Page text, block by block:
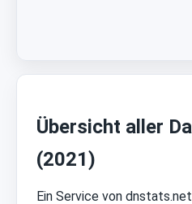
Übersicht aller
(2021)
Ein Service von dnstats.net